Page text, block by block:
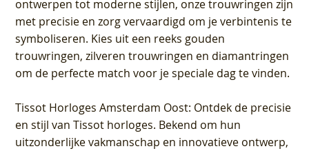
ontwerpen tot moderne stijlen, onze trouwringen zijn
met precisie en zorg vervaardigd om je verbintenis te
symboliseren. Kies uit een reeks gouden
trouwringen, zilveren trouwringen en diamantringen
om de perfecte match voor je speciale dag te vinden.
Tissot Horloges Amsterdam Oost: Ontdek de precisie
en stijl van Tissot horloges. Bekend om hun
uitzonderlijke vakmanschap en innovatieve ontwerp,